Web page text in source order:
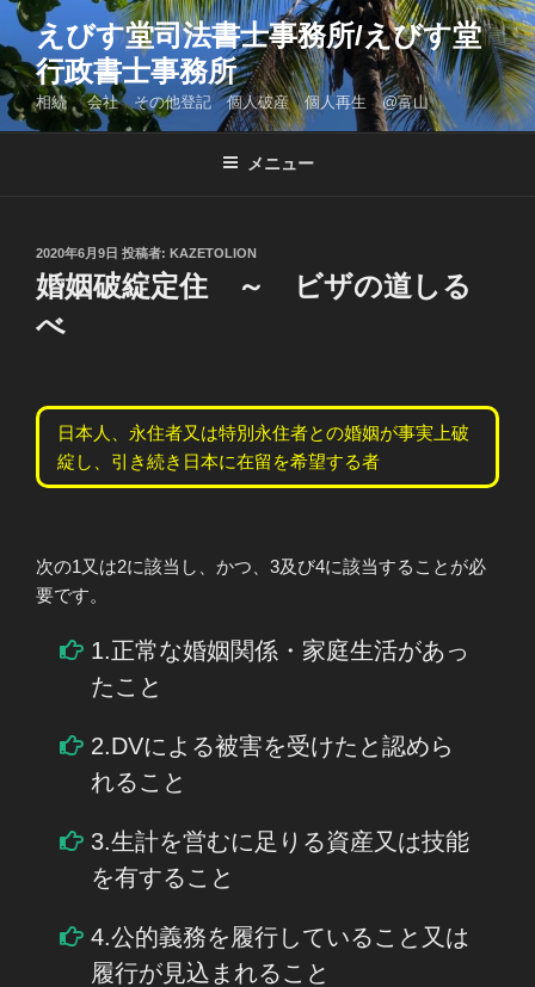
コ
ン
テ
ン
ツ
えびす堂司法書士事務所/えびす堂
行政書士事務所
相続 会社 その他登記 個人破産 個人再生 @富山
メニュー
投
稿
日:
2020年6月9日 投稿者: KAZETOLION
婚姻破綻定住 ～ ビザの道しる
べ
日本人、永住者又は特別永住者との婚姻が事実上破
綻し、引き続き日本に在留を希望する者
次の1又は2に該当し、かつ、3及び4に該当することが必
要です。
1.正常な婚姻関係・家庭生活があっ
たこと
2.DVによる被害を受けたと認めら
れること
3.生計を営むに足りる資産又は技能
を有すること
4.公的義務を履行していること又は
履行が見込まれること